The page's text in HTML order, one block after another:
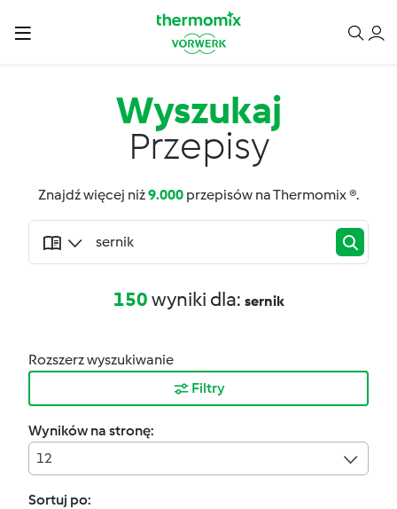
Wyszukaj
Przepisy
Znajdź więcej niż9.000 przepisów na Thermomix ®.
150wyniki dla: sernik
Rozszerz wyszukiwanie
Filtry
Wyników na stronę:
12
Sortuj po: